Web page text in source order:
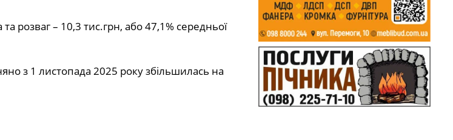
розваг – 10,3 тис.грн, або 47,1% середньої
з 1 листопада 2025 року збільшилась на